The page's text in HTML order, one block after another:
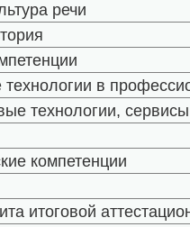
речи
в
технологии, сервисы
компетенции
итоговой